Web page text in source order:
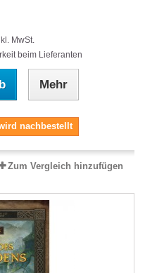
MwSt.
beim Lieferanten
Mehr
nachbestellt
Zum Vergleich hinzufügen